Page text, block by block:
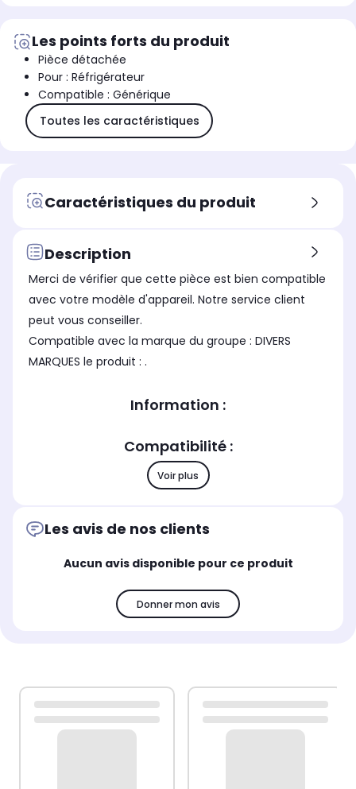
Les points forts du produit
Pièce détachée
Pour : Réfrigérateur
Compatible : Générique
Toutes les caractéristiques
Caractéristiques du produit
Description
Merci de vérifier que cette pièce est bien compatible
avec votre modèle d'appareil. Notre service client
peut vous conseiller.
Compatible avec la marque du groupe : DIVERS
MARQUES le produit : .
Information :
Compatibilité :
Voir plus
Les avis de nos clients
Aucun avis disponible pour ce produit
Donner mon avis